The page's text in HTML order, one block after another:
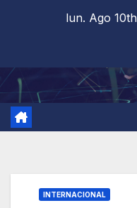
lun. Ago
INTERNACIONAL